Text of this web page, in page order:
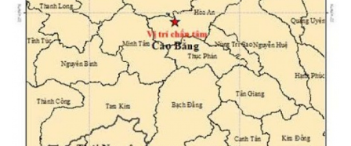
Sức khỏe
Dinh dưỡng - món ngon
Cây thuốc
Sản phụ khoa
Nhi khoa
Đời sống
Nhà đẹp
Blog
Tình yêu - Gia đình